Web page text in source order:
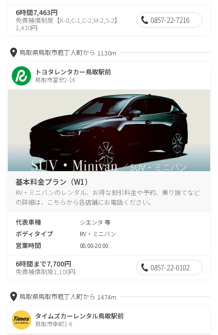
6時間7,463円
免責補償制度【K-0,C-1,C-2,M-2,S-2】
1,430円
0857-22-7216
鳥取県鳥取市庖丁人町から 1130m
トヨタレンタカー鳥取駅前
鳥取市富安2-16
基本料金プラン（W1）
RV・ミニバンのレンタル、お得な割引料金や予約、乗り捨てなど
の詳細は、こちらから各店舗にお電話ください。
代表車種 シエンタ 等
ボディタイプ RV・ミニバン
営業時間 08:00-20:00
6時間まで7,700円
免責補償制度1,100円 0857-22-0102
鳥取県鳥取市庖丁人町から 1474m
タイムズカーレンタル鳥取駅前
鳥取市幸町1-6